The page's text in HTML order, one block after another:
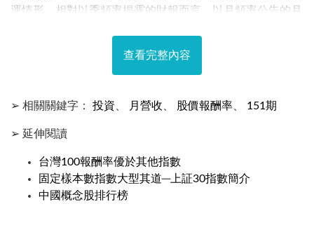
運情形。相對以季頻率揭露的財報而言，以月頻率公告的月
助投資人在財報的空窗期時持續追蹤公司的基本面訊息…
查看完整內容
➢ 相關關鍵字： 投資 月營收 股價報酬率 151期
➢ 延伸閱讀
台灣100報酬率優於其他指數
固定樣本數指數大型其道─上証30指數簡介
中國概念股排行榜